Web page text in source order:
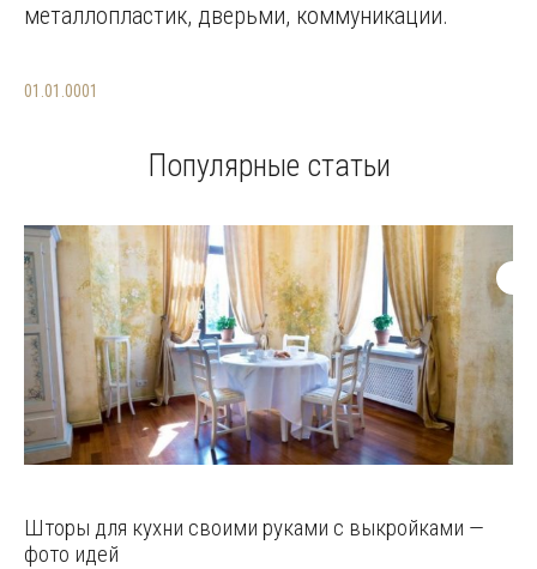
металлопластик, дверьми, коммуникации.
01.01.0001
Популярные статьи
Шторы для кухни своими руками с выкройками —
фото идей